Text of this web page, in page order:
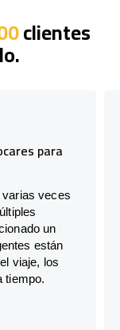
clientes
para
varias veces
un
están
viaje, los
tiempo.